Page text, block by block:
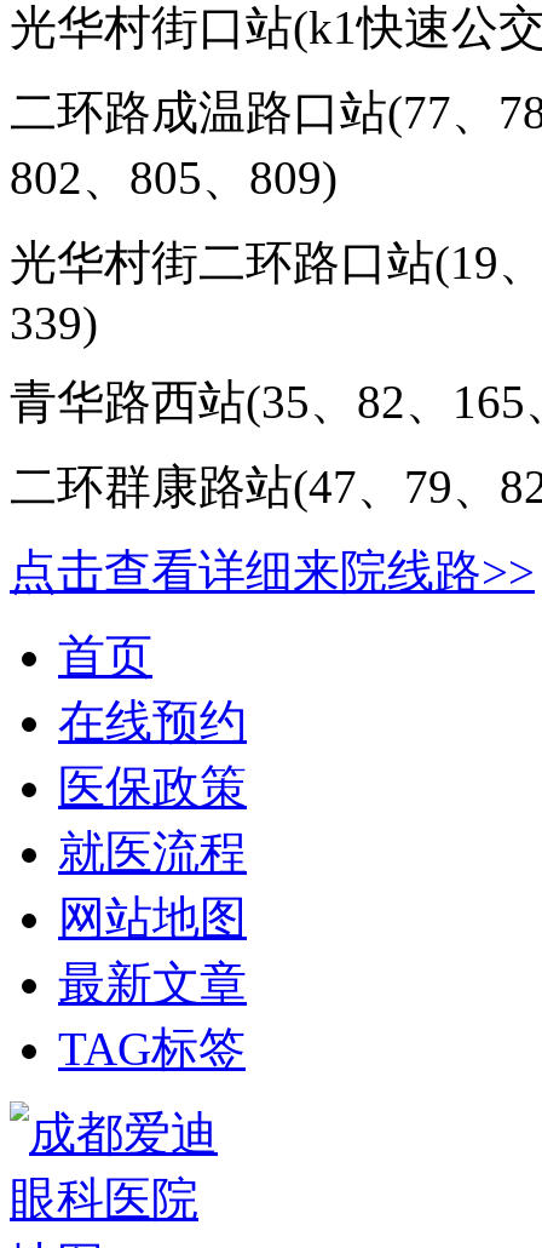
光华村街口站(k1快速公
二环路成温路口站(77、
802、805、809)
光华村街二环路口站(19
339)
青华路西站(35、82、165
二环群康路站(47、79、
点击查看详细来院线路>>
首页
在线预约
医保政策
就医流程
网站地图
最新文章
TAG标签